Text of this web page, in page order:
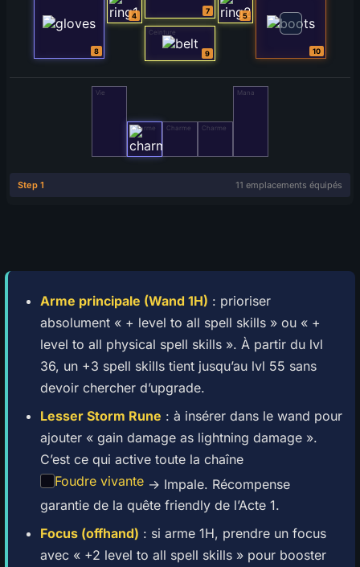
Arme principale (Wand 1H) : prioriser
absolument « + level to all spell skills » ou « +
level to all physical spell skills ». À partir du lvl
36, un +3 spell skills tient jusqu’au lvl 55 sans
devoir chercher d’upgrade.
Lesser Storm Rune : à insérer dans le wand pour
ajouter « gain damage as lightning damage ».
C’est ce qui active toute la chaîne
Foudre vivante → Impale. Récompense
garantie de la quête friendly de l’Acte 1.
Focus (offhand) : si arme 1H, prendre un focus
avec « +2 level to all spell skills » pour booster